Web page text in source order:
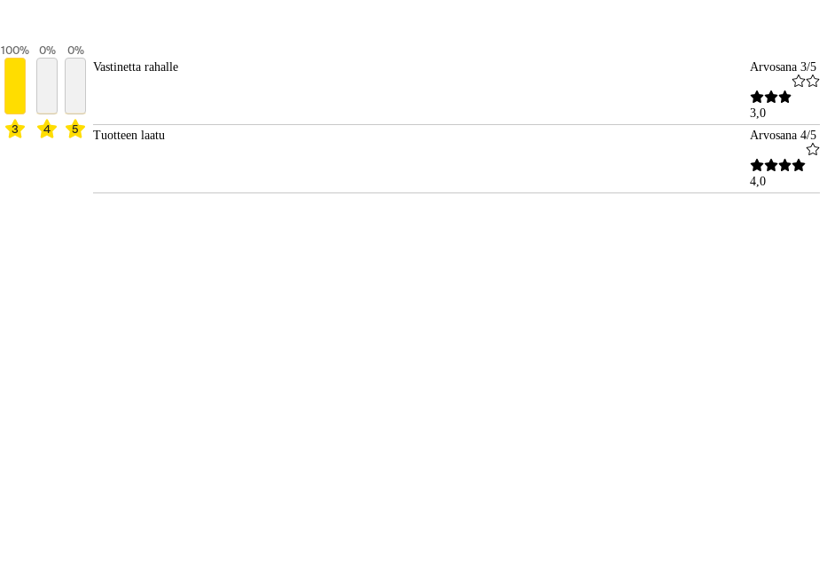
3
100%
4
0%
5
0%
Vastinetta rahalle Arvosana 3/5
3,0
Tuotteen laatu
Arvosana 4/5
4,0